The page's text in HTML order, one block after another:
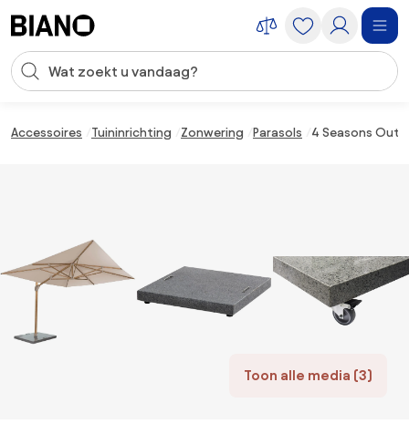
Zoekopdracht invoeren
Accessoires Tuininrichting Zonwering Parasols 4 Seasons
Toon alle media (3)